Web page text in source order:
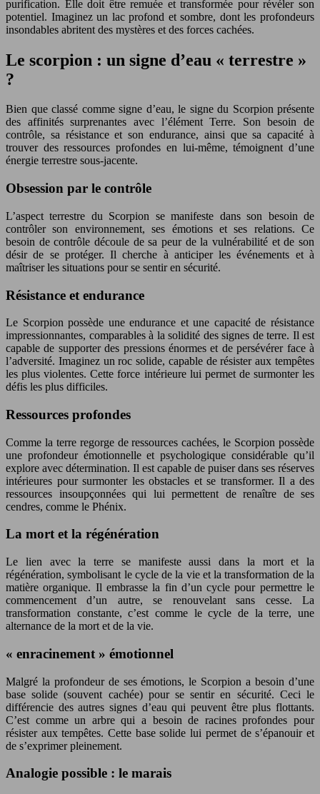
purification. Elle doit être remuée et transformée pour révéler son
potentiel. Imaginez un lac profond et sombre, dont les profondeurs
insondables abritent des mystères et des forces cachées.
Le scorpion : un signe d’eau « terrestre »
?
Bien que classé comme signe d’eau, le signe du Scorpion présente
des affinités surprenantes avec l’élément Terre. Son besoin de
contrôle, sa résistance et son endurance, ainsi que sa capacité à
trouver des ressources profondes en lui-même, témoignent d’une
énergie terrestre sous-jacente.
Obsession par le contrôle
L’aspect terrestre du Scorpion se manifeste dans son besoin de
contrôler son environnement, ses émotions et ses relations. Ce
besoin de contrôle découle de sa peur de la vulnérabilité et de son
désir de se protéger. Il cherche à anticiper les événements et à
maîtriser les situations pour se sentir en sécurité.
Résistance et endurance
Le Scorpion possède une endurance et une capacité de résistance
impressionnantes, comparables à la solidité des signes de terre. Il est
capable de supporter des pressions énormes et de persévérer face à
l’adversité. Imaginez un roc solide, capable de résister aux tempêtes
les plus violentes. Cette force intérieure lui permet de surmonter les
défis les plus difficiles.
Ressources profondes
Comme la terre regorge de ressources cachées, le Scorpion possède
une profondeur émotionnelle et psychologique considérable qu’il
explore avec détermination. Il est capable de puiser dans ses réserves
intérieures pour surmonter les obstacles et se transformer. Il a des
ressources insoupçonnées qui lui permettent de renaître de ses
cendres, comme le Phénix.
La mort et la régénération
Le lien avec la terre se manifeste aussi dans la mort et la
régénération, symbolisant le cycle de la vie et la transformation de la
matière organique. Il embrasse la fin d’un cycle pour permettre le
commencement d’un autre, se renouvelant sans cesse. La
transformation constante, c’est comme le cycle de la terre, une
alternance de la mort et de la vie.
« enracinement » émotionnel
Malgré la profondeur de ses émotions, le Scorpion a besoin d’une
base solide (souvent cachée) pour se sentir en sécurité. Ceci le
différencie des autres signes d’eau qui peuvent être plus flottants.
C’est comme un arbre qui a besoin de racines profondes pour
résister aux tempêtes. Cette base solide lui permet de s’épanouir et
de s’exprimer pleinement.
Analogie possible : le marais